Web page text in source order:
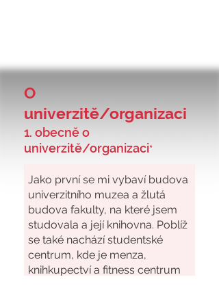
O
univerzitě/organizaci
1. obecně o
univerzitě/organizaci*